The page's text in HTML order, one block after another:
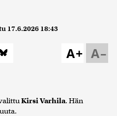
17.6.2026 18:43
A–
A+
Kirsi Varhila. Hän